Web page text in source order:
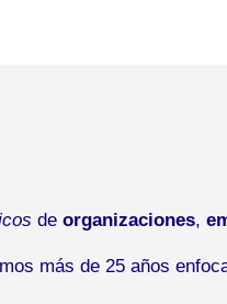
de organizaciones,
más de 25 años